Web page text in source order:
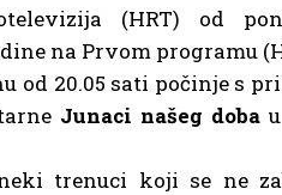
(HRT) od
na Prvom programu
od 20.05 sati počinje s
Junaci našeg dobau
trenuci koji se ne